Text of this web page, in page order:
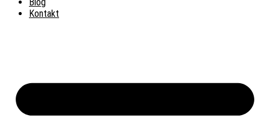
Kontakt